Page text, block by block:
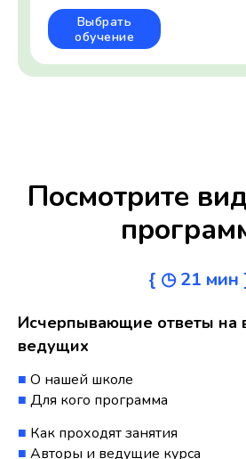
Выбрать
обучение
Посмотрите
{ ◷ 21 мин
Исчерпывающие ответы на
ведущих
■ О нашей школе
■ Для кого программа
■ Как проходят занятия
■ Авторы и ведущие курса